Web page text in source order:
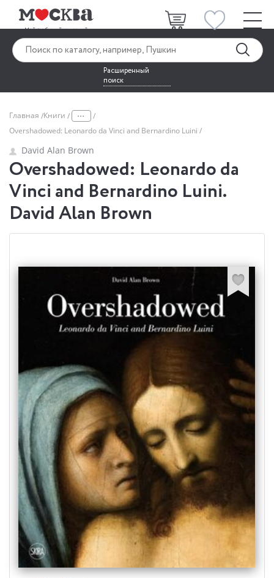
Расширенный
поиск
Главная Книги ...
Overshadowed: Leonardo da Vinci and Bernardino Luini
David Alan Brown
Overshadowed: Leonardo da
Vinci and Bernardino Luini.
David Alan Brown